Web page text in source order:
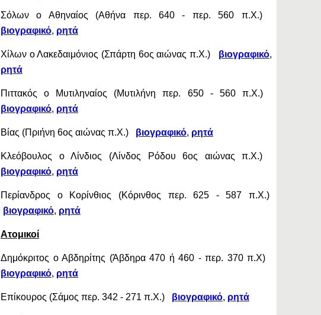
Σόλων ο Αθηναίος (Αθήνα περ. 640 - περ. 560 π.Χ.)
βιογραφικό, ρητά
Χίλων ο Λακεδαιμόνιος (Σπάρτη 6ος αιώνας π.Χ.) βιογραφικό,
ρητά
Πιττακός ο Μυτιληναίος (Μυτιλήνη περ. 650 - 560 π.Χ.)
βιογραφικό, ρητά
Βίας (Πριήνη 6ος αιώνας π.Χ.) βιογραφικό, ρητά
Κλεόβουλος ο Λίνδιος (Λίνδος Ρόδου 6ος αιώνας π.Χ.)
βιογραφικό, ρητά
Περίανδρος ο Κορίνθιος (Κόρινθος περ. 625 - 587 π.Χ.)
βιογραφικό, ρητά
Ατομικοί
Δημόκριτος ο Αβδηρίτης (Άβδηρα 470 ή 460 - περ. 370 π.Χ)
βιογραφικό, ρητά
Επίκουρος (Σάμος περ. 342 - 271 π.Χ.) βιογραφικό, ρητά